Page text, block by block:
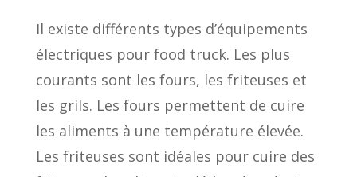
Il existe différents types d’équipements
électriques pour food truck. Les plus
courants sont les fours, les friteuses et
les grils. Les fours permettent de cuire
les aliments à une température élevée.
Les friteuses sont idéales pour cuire des